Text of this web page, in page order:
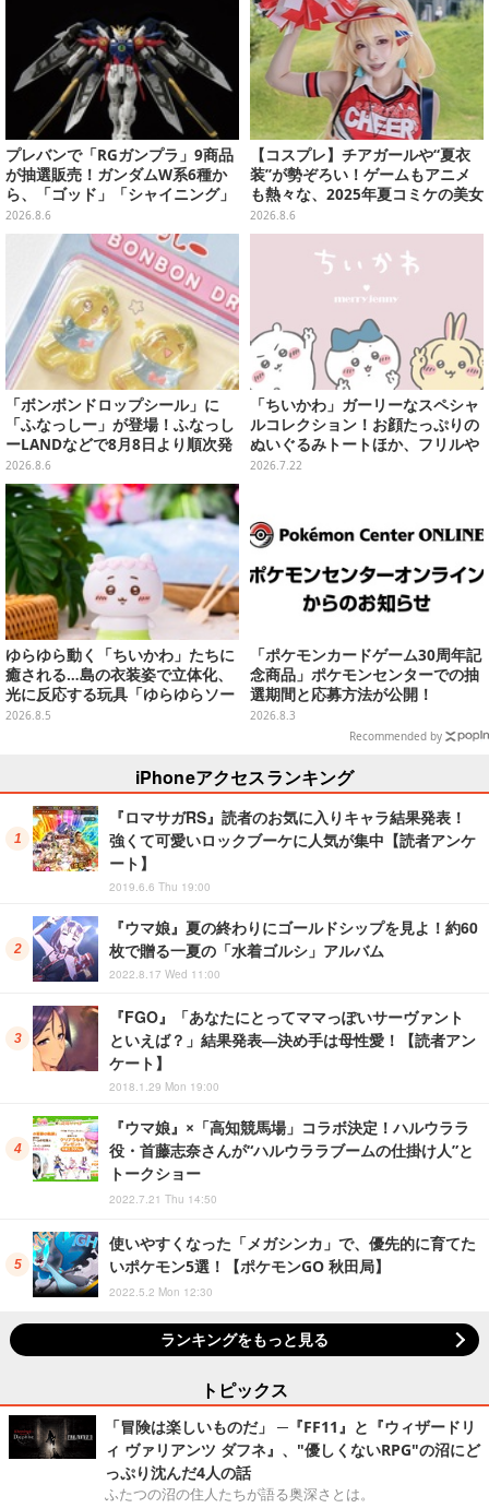
プレバンで「RGガンプラ」9商品
が抽選販売！ガンダムW系6種か
ら、「ゴッド」「シャイニング」
まで
2026.8.6
【コスプレ】チアガールや“夏衣
装”が勢ぞろい！ゲームもアニメ
も熱々な、2025年夏コミケの美女
レイヤーをプレイバック
2026.8.6
「ボンボンドロップシール」に
「ふなっしー」が登場！ふなっし
ーLANDなどで8月8日より順次発
売
2026.8.6
「ちいかわ」ガーリーなスペシャ
ルコレクション！お顔たっぷりの
ぬいぐるみトートほか、フリルや
リボンが可愛いTシャツなどが発
2026.7.22
ゆらゆら動く「ちいかわ」たちに
癒される…島の衣装姿で立体化、
光に反応する玩具「ゆらゆらソー
ラー」全8種が全国アミューズメ
2026.8.5
「ポケモンカードゲーム30周年記
念商品」ポケモンセンターでの抽
選期間と応募方法が公開！
2026.8.3
Recommended by
iPhoneアクセスランキング
『ロマサガRS』読者のお気に入りキャラ結果発表！
強くて可愛いロックブーケに人気が集中【読者アンケ
ート】
2019.6.6 Thu 19:00
『ウマ娘』夏の終わりにゴールドシップを見よ！約60
枚で贈る一夏の「水着ゴルシ」アルバム
2022.8.17 Wed 11:00
『FGO』「あなたにとってママっぽいサーヴァント
といえば？」結果発表―決め手は母性愛！【読者アン
ケート】
2018.1.29 Mon 19:00
『ウマ娘』×「高知競馬場」コラボ決定！ハルウララ
役・首藤志奈さんが“ハルウララブームの仕掛け人”と
トークショー
2022.7.21 Thu 14:50
使いやすくなった「メガシンカ」で、優先的に育てた
いポケモン5選！【ポケモンGO 秋田局】
2022.5.2 Mon 12:30
ランキングをもっと見る
トピックス
「冒険は楽しいものだ」 ─『FF11』と『ウィザードリ
ィ ヴァリアンツ ダフネ』、"優しくないRPG"の沼にど
っぷり沈んだ4人の話
ふたつの沼の住人たちが語る奥深さとは。